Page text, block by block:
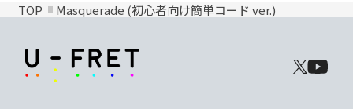
TOP Masquerade (初心者向け簡単コード ver.)